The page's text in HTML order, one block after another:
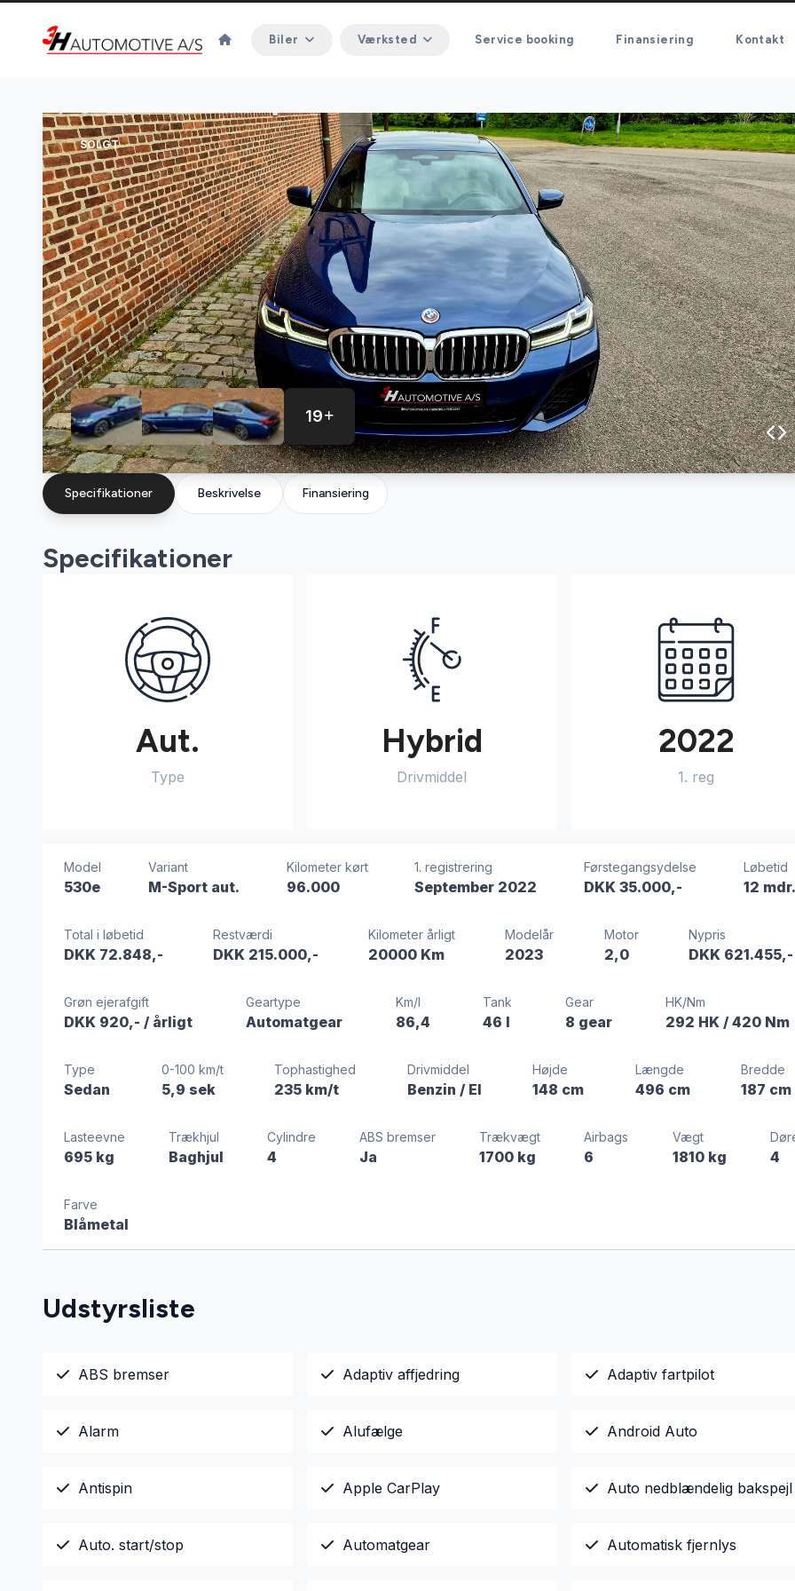
Biler Værksted Service booking Finansiering Kontakt
SOLGT
19
Specifikationer Beskrivelse Finansiering
Specifikationer
Aut.
Type
Hybrid
Drivmiddel
2022
1. reg
Model
530e
Variant
M-Sport aut.
Kilometer kørt
96.000
1. registrering
September 2022
Førstegangsydelse
DKK 35.000,-
Løbetid
12 mdr.
Total i løbetid
DKK 72.848,-
Restværdi
DKK 215.000,-
Kilometer årligt
20000 Km
Modelår
2023
Motor
2,0
Nypris
DKK 621.455,-
Grøn ejerafgift
DKK 920,- / årligt
Geartype
Automatgear
Km/l
86,4
Tank
46 l
Gear
8 gear
HK/Nm
292 HK / 420 Nm
Type
Sedan
0-100 km/t
5,9 sek
Tophastighed
235 km/t
Drivmiddel
Benzin / El
Højde
148 cm
Længde
496 cm
Bredde
187 cm
Lasteevne
695 kg
Trækhjul
Baghjul
Cylindre
4
ABS bremser
Ja
Trækvægt
1700 kg
Airbags
6
Vægt
1810 kg 4
Farve
Blåmetal
Udstyrsliste
ABS bremser Adaptiv affjedring Adaptiv fartpilot
Alarm Alufælge Android Auto
Antispin Apple CarPlay Auto nedblændelig bakspejl
Auto. start/stop Automatgear Automatisk fjernlys